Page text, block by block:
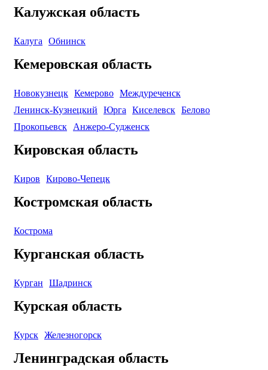
Калужская область
Калуга Обнинск
Кемеровская область
Новокузнецк Кемерово Междуреченск
Ленинск-Кузнецкий
Юрга Киселевск Белово
Прокопьевск
Анжеро-Судженск
Кировская область
Киров Кирово-Чепецк
Костромская область
Кострома
Курганская область
Курган Шадринск
Курская область
Курск Железногорск
Ленинградская область